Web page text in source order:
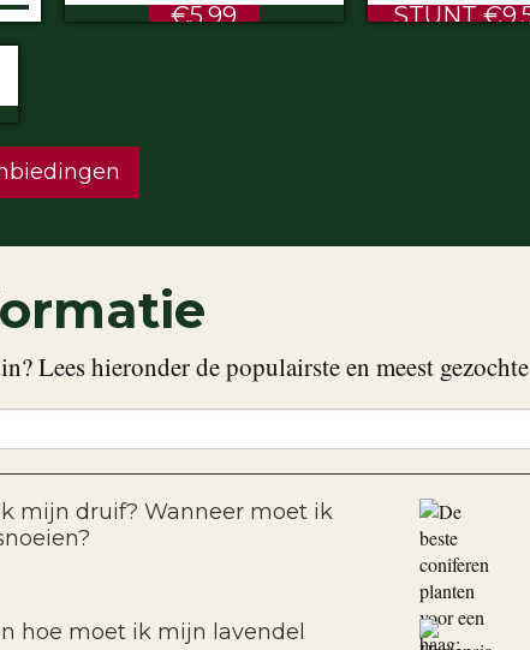
€5.99 STUNT €9.50 ipv €11.99
Lees hieronder de populairste en meest
mijn druif? Wanneer moet ik
hoe moet ik mijn lavendel